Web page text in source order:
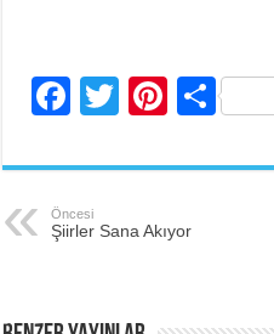
F
c
e
b
T
tt
Pi
er
st
S
ar
Öncesi
Şiirler Sana Akıyor